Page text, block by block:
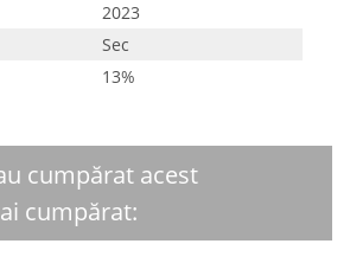
2023
Sec
13%
cumpărat acest
cumpărat: